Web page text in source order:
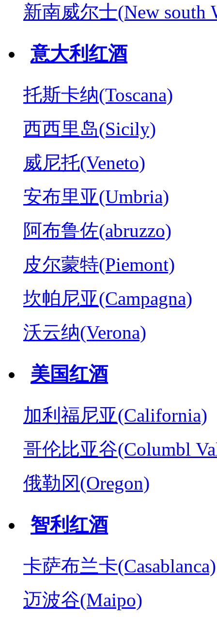
新南威尔士(New south
意大利红酒
托斯卡纳(Toscana)
西西里岛(Sicily)
威尼托(Veneto)
安布里亚(Umbria)
阿布鲁佐(abruzzo)
皮尔蒙特(Piemont)
坎帕尼亚(Campagna)
沃云纳(Verona)
美国红酒
加利福尼亚(California)
哥伦比亚谷(Columbl
俄勒冈(Oregon)
智利红酒
卡萨布兰卡(Casablanca)
迈波谷(Maipo)